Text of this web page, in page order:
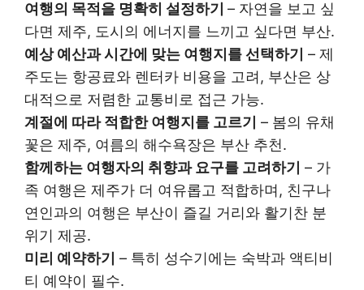
여행의 목적을 명확히 설정하기 – 자연을 보고 싶
다면 제주, 도시의 에너지를 느끼고 싶다면 부산.
예상 예산과 시간에 맞는 여행지를 선택하기 – 제
주도는 항공료와 렌터카 비용을 고려, 부산은 상
대적으로 저렴한 교통비로 접근 가능.
계절에 따라 적합한 여행지를 고르기 – 봄의 유채
꽃은 제주, 여름의 해수욕장은 부산 추천.
함께하는 여행자의 취향과 요구를 고려하기 – 가
족 여행은 제주가 더 여유롭고 적합하며, 친구나
연인과의 여행은 부산이 즐길 거리와 활기찬 분
위기 제공.
미리 예약하기 – 특히 성수기에는 숙박과 액티비
티 예약이 필수.